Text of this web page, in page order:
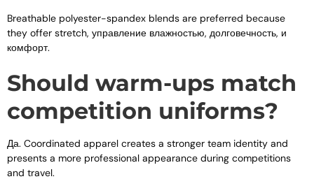
Breathable polyester-spandex blends are preferred because
they offer stretch, управление влажностью, долговечность, и
комфорт.
Should warm-ups match
competition uniforms?
Да. Coordinated apparel creates a stronger team identity and
presents a more professional appearance during competitions
and travel.